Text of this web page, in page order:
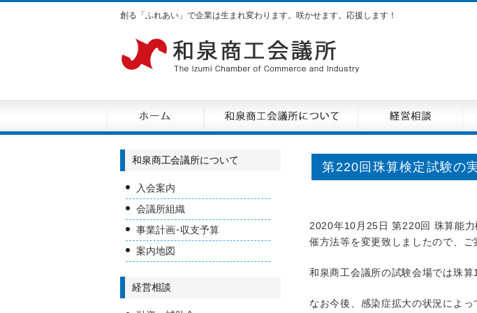
創る「ふれあい」で企業は生まれ変わります。咲かせます。応援します！
第220回珠算検定試験の
2020年10月25日 第220回 珠算能
催方法等を変更致しましたので、ご
和泉商工会議所の試験会場では珠
なお今後、感染症拡大の状況によ
和泉商工会議所について
入会案内
会議所組織
事業計画･収支予算
案内地図
経営相談